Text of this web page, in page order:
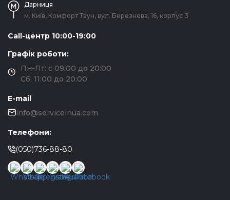
Дарниця
м. Київ, Комфорт Таун, вул. Березнева, 16, корпус 3
Call-центр 10:00-19:00
Графік роботи:
Пн-Пт: с 09:00 до 20:00
Сб: 11:00 до 20:00
E-mail
info@serviceinua.com
Телефони:
(050)736-88-80